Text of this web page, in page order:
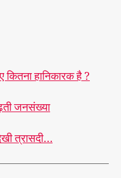
हानिकारक है ?
जनसंख्या
त्रासदी…